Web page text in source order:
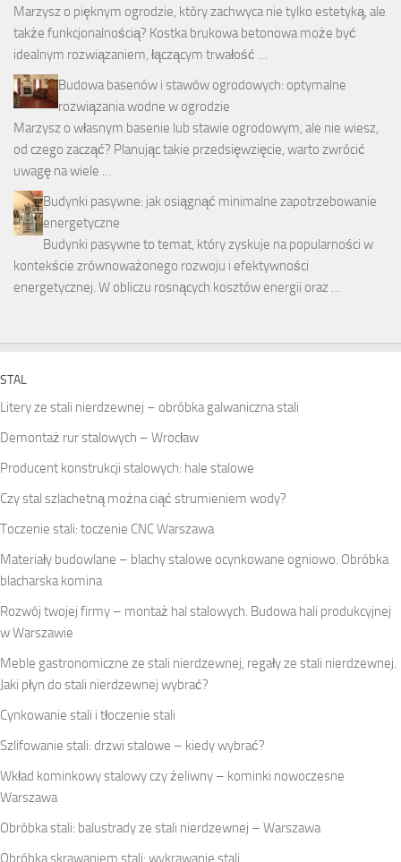
Marzysz o pięknym ogrodzie, który zachwyca nie tylko estetyką, ale
także funkcjonalnością? Kostka brukowa betonowa może być
idealnym rozwiązaniem, łączącym trwałość …
Budowa basenów i stawów ogrodowych: optymalne
rozwiązania wodne w ogrodzie
Marzysz o własnym basenie lub stawie ogrodowym, ale nie wiesz,
od czego zacząć? Planując takie przedsięwzięcie, warto zwrócić
uwagę na wiele …
Budynki pasywne: jak osiągnąć minimalne zapotrzebowanie
energetyczne
Budynki pasywne to temat, który zyskuje na popularności w
kontekście zrównoważonego rozwoju i efektywności
energetycznej. W obliczu rosnących kosztów energii oraz …
STAL
Litery ze stali nierdzewnej – obróbka galwaniczna stali
Demontaż rur stalowych – Wrocław
Producent konstrukcji stalowych: hale stalowe
Czy stal szlachetną można ciąć strumieniem wody?
Toczenie stali: toczenie CNC Warszawa
Materiały budowlane – blachy stalowe ocynkowane ogniowo. Obróbka
blacharska komina
Rozwój twojej firmy – montaż hal stalowych. Budowa hali produkcyjnej
w Warszawie
Meble gastronomiczne ze stali nierdzewnej, regały ze stali nierdzewnej.
Jaki płyn do stali nierdzewnej wybrać?
Cynkowanie stali i tłoczenie stali
Szlifowanie stali: drzwi stalowe – kiedy wybrać?
Wkład kominkowy stalowy czy żeliwny – kominki nowoczesne
Warszawa
Obróbka stali: balustrady ze stali nierdzewnej – Warszawa
Obróbka skrawaniem stali: wykrawanie stali